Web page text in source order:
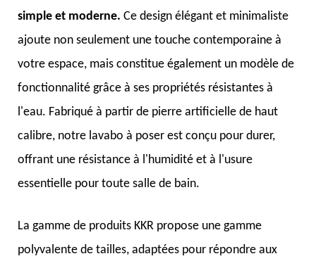
simple et moderne. Ce design élégant et minimaliste
ajoute non seulement une touche contemporaine à
votre espace, mais constitue également un modèle de
fonctionnalité grâce à ses propriétés résistantes à
l'eau. Fabriqué à partir de pierre artificielle de haut
calibre, notre lavabo à poser est conçu pour durer,
offrant une résistance à l'humidité et à l'usure
essentielle pour toute salle de bain.
La gamme de produits KKR propose une gamme
polyvalente de tailles, adaptées pour répondre aux